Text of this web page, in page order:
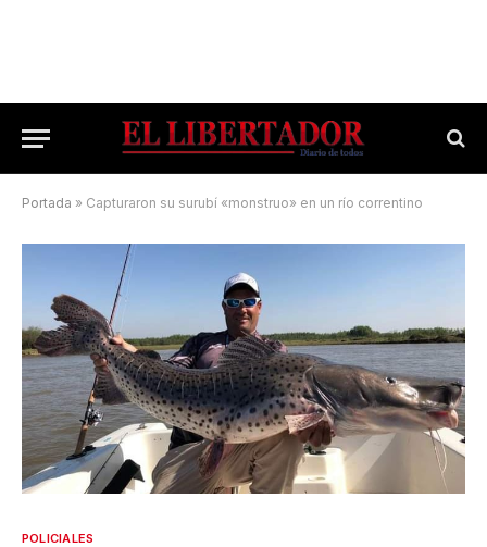
Portada » Capturaron su surubí «monstruo» en un río correntino
POLICIALES